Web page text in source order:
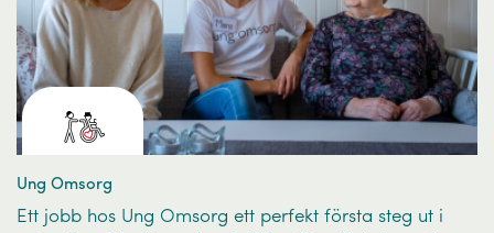
Ung Omsorg
Ett jobb hos Ung Omsorg ett perfekt första steg ut i